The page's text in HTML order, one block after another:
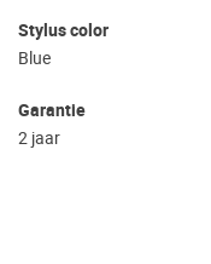
Stylus color
Blue
Garantie
2 jaar